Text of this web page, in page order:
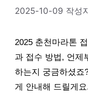
2025-10-09 작성
2025 춘천마라톤
과 접수 방법, 언제
하는지 궁금하셨죠
게 안내해 드릴게